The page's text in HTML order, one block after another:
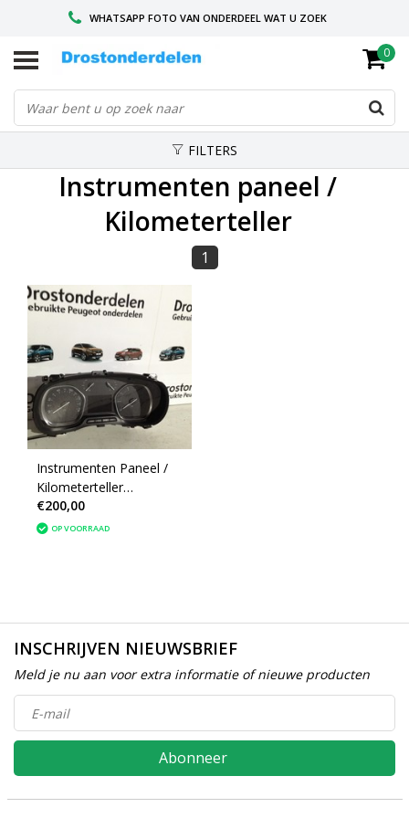
WHATSAPP FOTO VAN ONDERDEEL WAT U ZOEK
VOOR 16.00 BESTELD, VANDAAG VERZONDEN
GESPECIALISEERD PEUGEOT
0
FILTERS
Instrumenten paneel /
Kilometerteller
1
Instrumenten Paneel /
Kilometerteller
9817543780 Peugeot
Expert 4
€200,00
OP VOORRAAD
INSCHRIJVEN NIEUWSBRIEF
Meld je nu aan voor extra informatie of nieuwe producten
Abonneer